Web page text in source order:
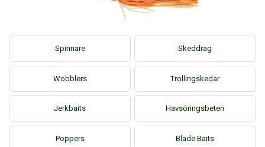
Spinnare Skeddrag
Wobblers Trollingskedar
Jerkbaits Havsöringsbeten
Poppers Blade Baits